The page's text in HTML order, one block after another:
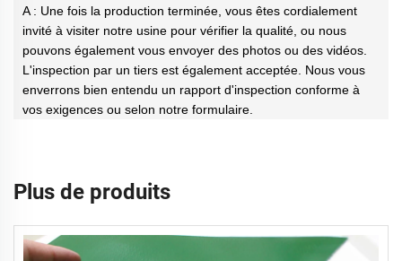
A : Une fois la production terminée, vous êtes cordialement
invité à visiter notre usine pour vérifier la qualité, ou nous
pouvons également vous envoyer des photos ou des vidéos.
L'inspection par un tiers est également acceptée. Nous vous
enverrons bien entendu un rapport d'inspection conforme à
vos exigences ou selon notre formulaire.
Plus de produits